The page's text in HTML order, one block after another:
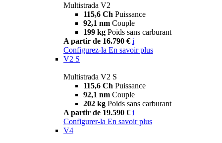
Multistrada V2
115,6 Ch Puissance
92,1 nm Couple
199 kg Poids sans carburant
A partir de 16.790 € i
Configurez-la En savoir plus
V2 S
Multistrada V2 S
115,6 Ch Puissance
92,1 nm Couple
202 kg Poids sans carburant
A partir de 19.590 € i
Configurer-la En savoir plus
V4